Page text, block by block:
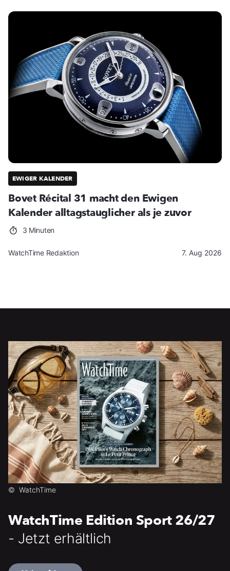
EWIGER KALENDER
Bovet Récital 31 macht den Ewigen
Kalender alltagstauglicher als je zuvor
3 Minuten
WatchTime Redaktion 7. Aug 2026
© WatchTime
WatchTime Edition Sport 26/27
- Jetzt erhältlich